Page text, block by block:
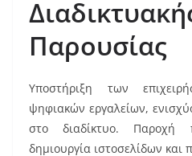
Παρουσίας
Υποστήριξη των
ψηφιακών εργαλείων,
στο διαδίκτυο. Παροχή
δημιουργία ιστοσελίδων και